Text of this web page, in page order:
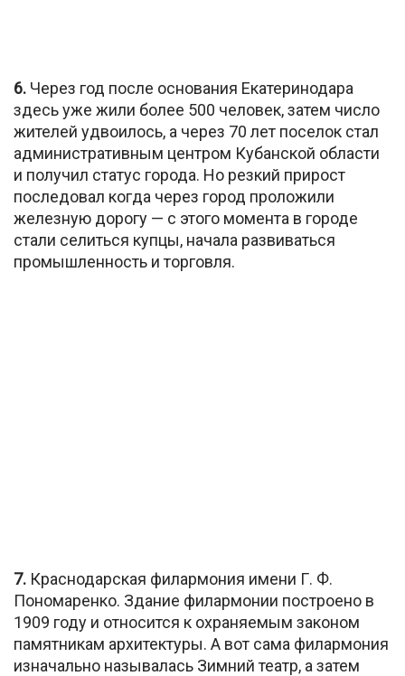
6. Через год после основания Екатеринодара
здесь уже жили более 500 человек, затем число
жителей удвоилось, а через 70 лет поселок стал
административным центром Кубанской области
и получил статус города. Но резкий прирост
последовал когда через город проложили
железную дорогу — с этого момента в городе
стали селиться купцы, начала развиваться
промышленность и торговля.
7. Краснодарская филармония имени Г. Ф.
Пономаренко. Здание филармонии построено в
1909 году и относится к охраняемым законом
памятникам архитектуры. А вот сама филармония
изначально называлась Зимний театр, а затем